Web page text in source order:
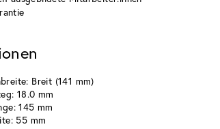
Breit (141 mm)
18.0 mm
145 mm
55 mm